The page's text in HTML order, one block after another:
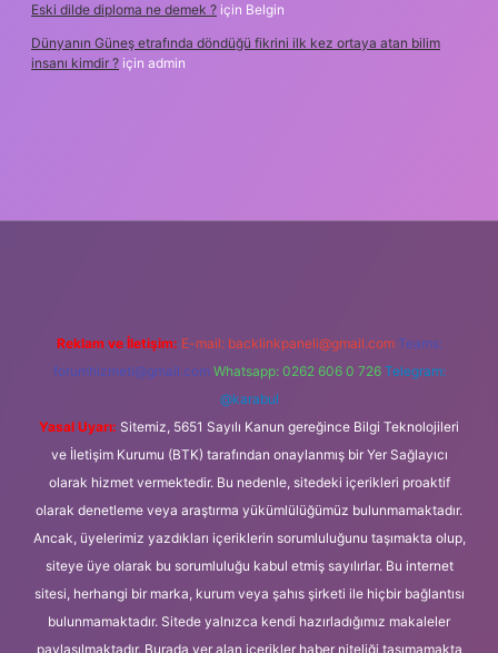
Eski dilde diploma ne demek ? için Belgin
Dünyanın Güneş etrafında döndüğü fikrini ilk kez ortaya atan bilim
insanı kimdir ? için admin
Reklam ve İletişim: E-mail: backlinkpaneli@gmail.com Teams:
forumhizmeti@gmail.com Whatsapp: 0262 606 0 726 Telegram:
@karabul
Yasal Uyarı: Sitemiz, 5651 Sayılı Kanun gereğince Bilgi Teknolojileri
ve İletişim Kurumu (BTK) tarafından onaylanmış bir Yer Sağlayıcı
olarak hizmet vermektedir. Bu nedenle, sitedeki içerikleri proaktif
olarak denetleme veya araştırma yükümlülüğümüz bulunmamaktadır.
Ancak, üyelerimiz yazdıkları içeriklerin sorumluluğunu taşımakta olup,
siteye üye olarak bu sorumluluğu kabul etmiş sayılırlar. Bu internet
sitesi, herhangi bir marka, kurum veya şahıs şirketi ile hiçbir bağlantısı
bulunmamaktadır. Sitede yalnızca kendi hazırladığımız makaleler
paylaşılmaktadır. Burada yer alan içerikler haber niteliği taşımamakta